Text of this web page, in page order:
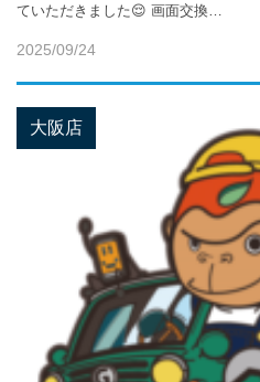
ていただきました😌 画面交換…
2025/09/24
大阪店